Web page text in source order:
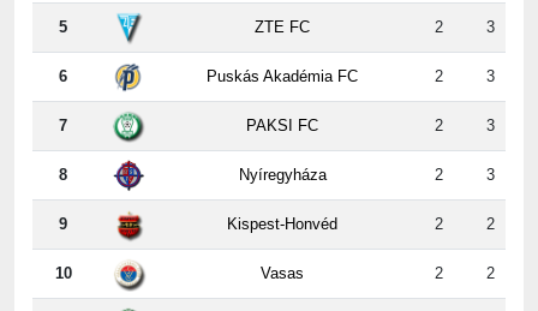
6 Puskás Akadémia FC 2 3
7 PAKSI FC 2 3
8 Nyíregyháza 2 3
9 Kispest-Honvéd 2 2
10 Vasas 2 2
11 Ferencvárosi TC 2 1